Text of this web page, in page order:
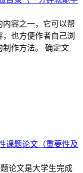
内容之一，它可以帮
也方便作者自己浏
制作方法。 确定文
课题论文（重要性及
论文是大学生完成